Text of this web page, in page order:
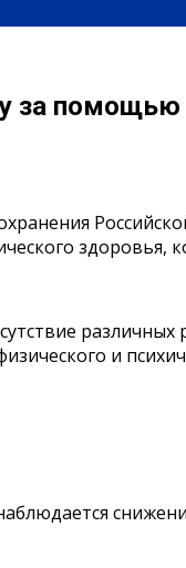
за
здоровья,
и